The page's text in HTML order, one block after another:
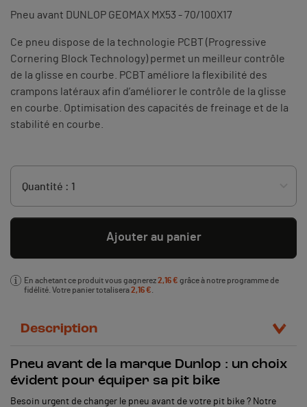
Pneu avant DUNLOP GEOMAX MX53 - 70/100X17
Ce pneu dispose de la technologie PCBT (Progressive
Cornering Block Technology) permet un meilleur contrôle
de la glisse en courbe. PCBT améliore la flexibilité des
crampons latéraux afin d’améliorer le contrôle de la glisse
en courbe. Optimisation des capacités de freinage et de la
stabilité en courbe.
Ajouter au panier
En achetant ce produit vous gagnerez2,16 € grâce à notre programme de
fidélité. Votre panier totalisera2,16 €
Description
Pneu avant de la marque Dunlop : un choix
évident pour équiper sa pit bike
Besoin urgent de changer le pneu avant de votre pit bike ? Notre